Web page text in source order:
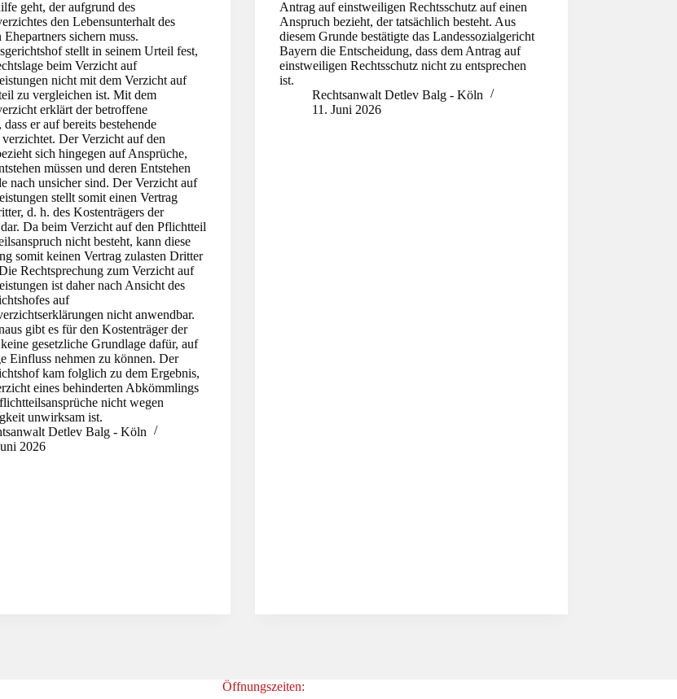
geht, der aufgrund des
den Lebensunterhalt des
sichern muss.
stellt in seinem Urteil fest,
beim Verzicht auf
nicht mit dem Verzicht auf
zu vergleichen ist. Mit dem
erklärt der betroffene
dass er auf bereits bestehende
Der Verzicht auf den
sich hingegen auf Ansprüche,
müssen und deren Entstehen
nach unsicher sind. Der Verzicht auf
stellt somit einen Vertrag
d. h. des Kostenträgers der
Da beim Verzicht auf den Pflichtteil
nicht besteht, kann diese
somit keinen Vertrag zulasten Dritter
Rechtsprechung zum Verzicht auf
ist daher nach Ansicht des
auf
nicht anwendbar.
gibt es für den Kostenträger der
gesetzliche Grundlage dafür, auf
Einfluss nehmen zu können. Der
kam folglich zu dem Ergebnis,
eines behinderten Abkömmlings
nicht wegen
unwirksam ist.
Detlev Balg - Köln
2026
Antrag auf einstweiligen Rechtsschutz auf einen
Anspruch bezieht, der tatsächlich besteht. Aus
diesem Grunde bestätigte das Landessozialgericht
Bayern die Entscheidung, dass dem Antrag auf
einstweiligen Rechtsschutz nicht zu entsprechen
ist.
Rechtsanwalt Detlev Balg - Köln
11. Juni 2026
Öffnungszeiten: